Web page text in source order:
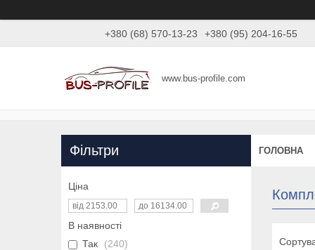
+380 (68) 570-13-23 +380 (95) 204-16-55
www.bus-profile.com
ГОЛОВНА
Фільтри
Ціна
В наявності
Так
240